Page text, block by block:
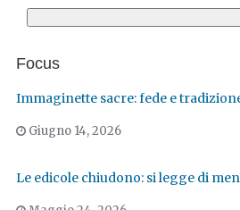
Focus
Immaginette sacre: fede e
Giugno 14, 2026
Le edicole chiudono: si legge di